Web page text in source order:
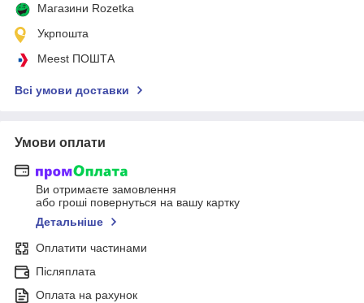
Магазини Rozetka
Укрпошта
Meest ПОШТА
Всі умови доставки
Умови оплати
Ви отримаєте замовлення
або гроші повернуться на вашу картку
Детальніше
Оплатити частинами
Післяплата
Оплата на рахунок